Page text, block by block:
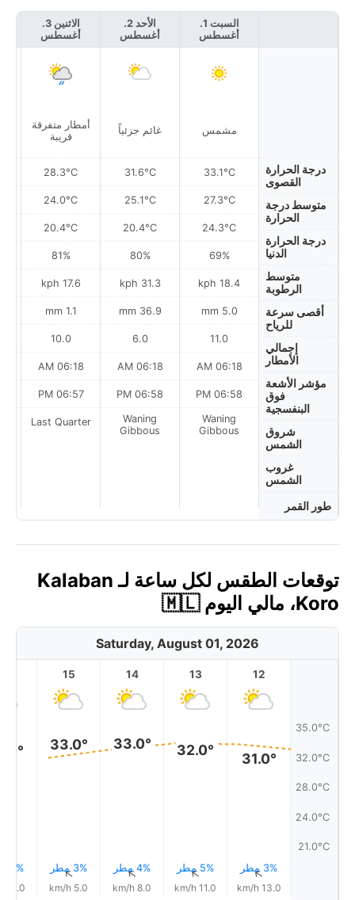
درجة الحرارة
القصوى
متوسط درجة
الحرارة
درجة الحرارة
الدنيا
متوسط
الرطوبة
أقصى سرعة
للرياح
إجمالي
الأمطار
مؤشر الأشعة
فوق
البنفسجية
شروق
الشمس
غروب
الشمس
طور القمر
السبت 1.
أغسطس
مشمس
33.1°C
27.3°C
24.3°C
69%
18.4 kph
5.0 mm
11.0
06:18 AM
06:58 PM
Waning
Gibbous
الأحد 2.
أغسطس
غائم جزئياً
31.6°C
25.1°C
20.4°C
80%
31.3 kph
36.9 mm
6.0
06:18 AM
06:58 PM
Waning
Gibbous
الاثنين 3.
أغسطس
أمطار متفرقة
قريبة
28.3°C
24.0°C
20.4°C
81%
17.6 kph
1.1 mm
10.0
06:18 AM
06:57 PM
Last Quarter
توقعات الطقس لكل ساعة لـ Kalaban
Koro، مالي اليوم 🇲🇱
Saturday, August 01, 2026
35.0°C
32.0°C
28.0°C
24.0°C
21.0°C
12
31.0°
3% مطر↑
13.0 km/h
13
32.0°
5% مطر↑
11.0 km/h
14
33.0°
4% مطر↑
8.0 km/h
15
33.0°
3% مطر↑
5.0 km/h
8% مطر
4.0 km/h